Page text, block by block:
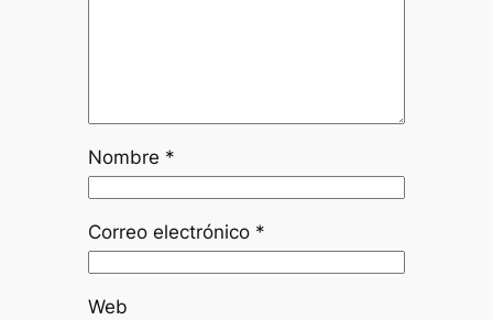
Nombre *
Correo electrónico *
Web